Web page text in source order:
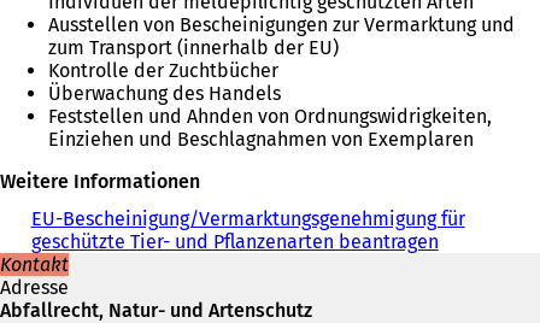
Ausstellen von Bescheinigungen zur Vermarktung und
zum Transport (innerhalb der EU)
Kontrolle der Zuchtbücher
Überwachung des Handels
Feststellen und Ahnden von Ordnungswidrigkeiten,
Einziehen und Beschlagnahmen von Exemplaren
Weitere Informationen
EU-Bescheinigung/Vermarktungsgenehmigung für
geschützte Tier- und Pflanzenarten beantragen
Kontakt
Adresse
Abfallrecht, Natur- und Artenschutz